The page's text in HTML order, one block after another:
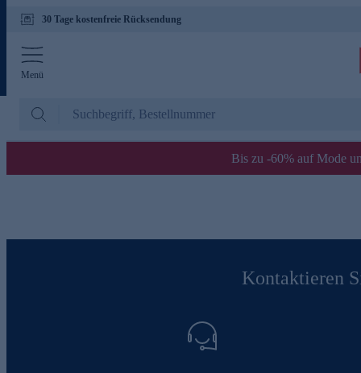
30 Tage kostenfreie Rücksendung
Menü
Bis zu -60% auf Mode
Kontaktieren